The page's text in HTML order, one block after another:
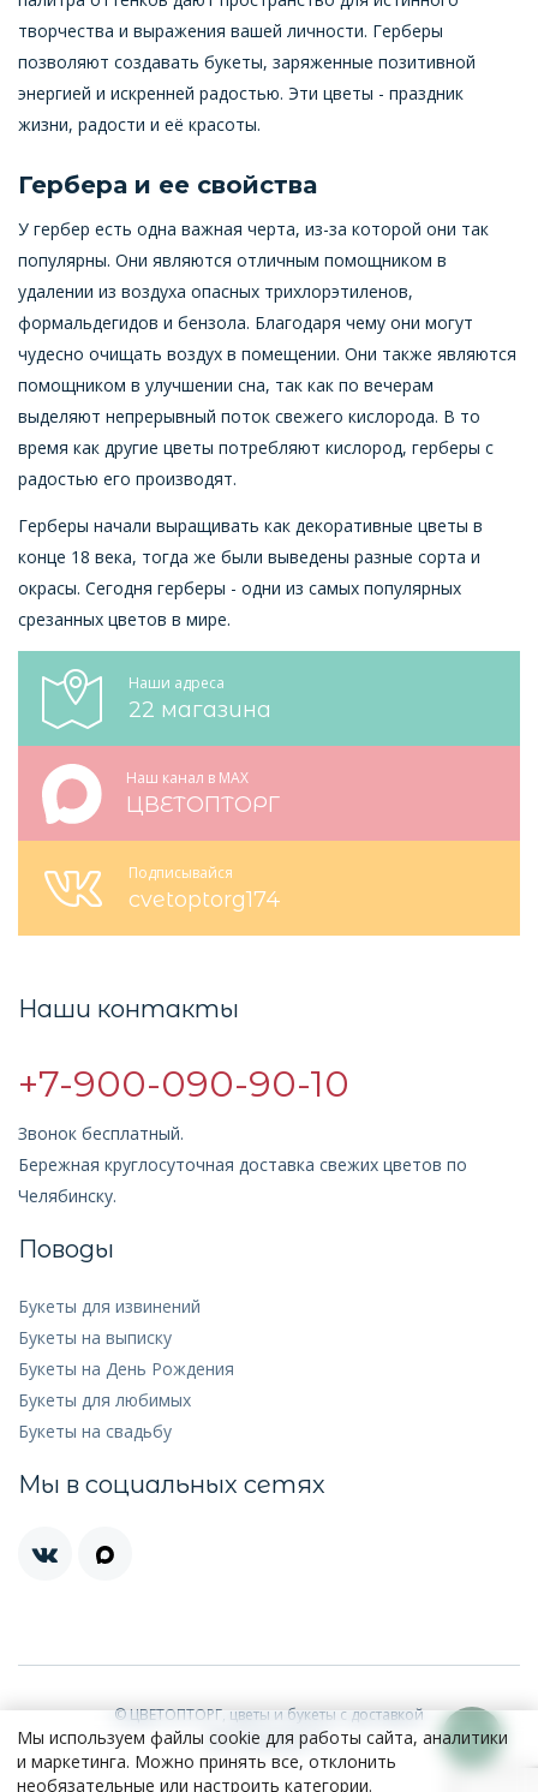
творчества и выражения вашей личности. Герберы
позволяют создавать букеты, заряженные позитивной
энергией и искренней радостью. Эти цветы - праздник
жизни, радости и её красоты.
Гербера и ее свойства
У гербер есть одна важная черта, из-за которой они так
популярны. Они являются отличным помощником в
удалении из воздуха опасных трихлорэтиленов,
формальдегидов и бензола. Благодаря чему они могут
чудесно очищать воздух в помещении. Они также являются
помощником в улучшении сна, так как по вечерам
выделяют непрерывный поток свежего кислорода. В то
время как другие цветы потребляют кислород, герберы с
радостью его производят.
Герберы начали выращивать как декоративные цветы в
конце 18 века, тогда же были выведены разные сорта и
окрасы. Сегодня герберы - одни из самых популярных
срезанных цветов в мире.
Наши адреса
22 магазина
Наш канал в MAX
ЦВЕТОПТОРГ
Подписывайся
cvetoptorg174
Наши контакты
+7-900-090-90-10
Звонок бесплатный.
Бережная круглосуточная доставка свежих цветов по
Челябинску.
Поводы
Букеты для извинений
Букеты на выписку
Букеты на День Рождения
Букеты для любимых
Букеты на свадьбу
Мы в социальных сетях
© ЦВЕТОПТОРГ, цветы и букеты с доставкой
ИП Соколова Т.С.
Мы используем файлы cookie для работы сайта, аналитики
и маркетинга. Можно принять все, отклонить
необязательные или настроить категории.